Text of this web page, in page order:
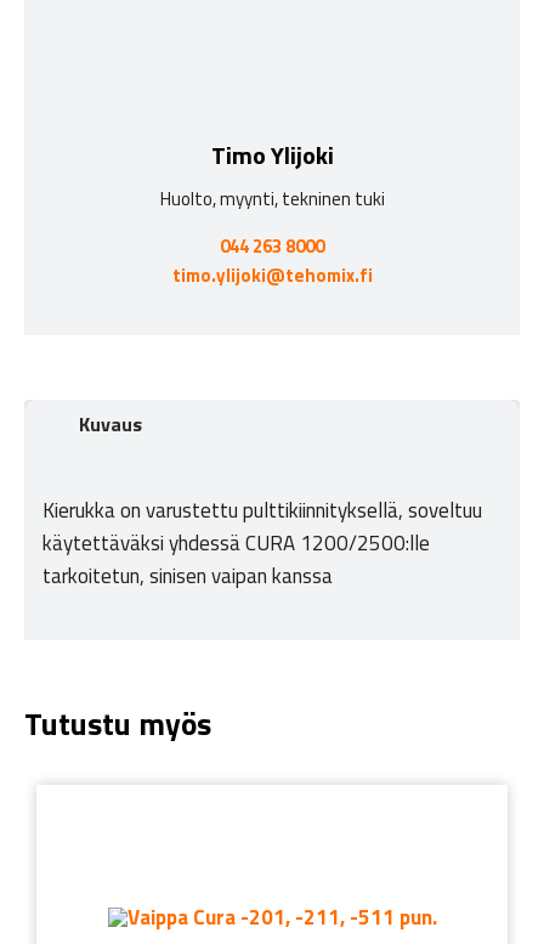
Timo Ylijoki
Huolto, myynti, tekninen tuki
044 263 8000
timo.ylijoki@tehomix.fi
Kuvaus
Kierukka on varustettu pulttikiinnityksellä, soveltuu
käytettäväksi yhdessä CURA 1200/2500:lle
tarkoitetun, sinisen vaipan kanssa
Tutustu myös